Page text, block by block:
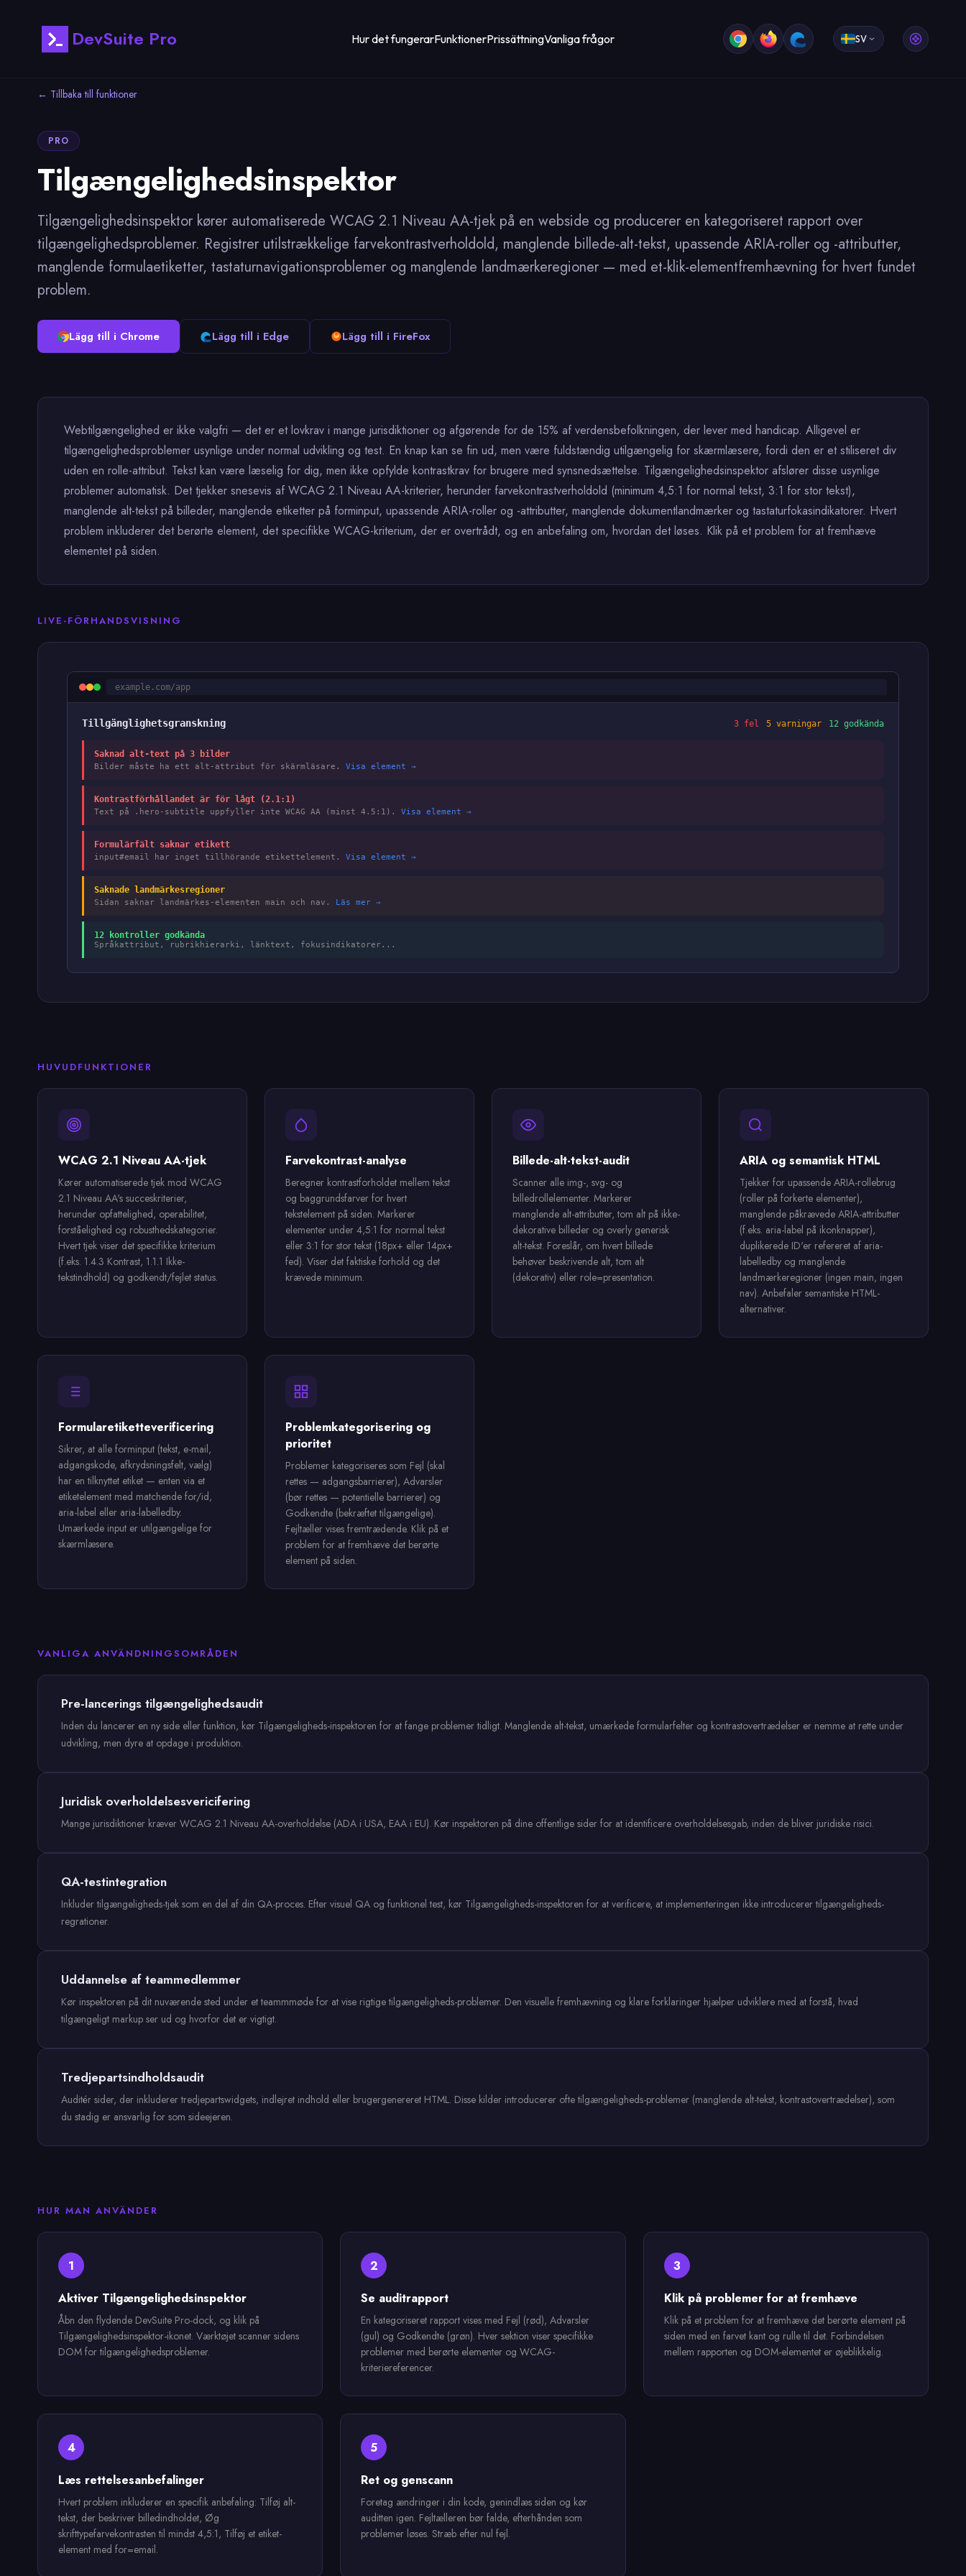
DevSuite Pro Hur det fungerarFunktionerPrissättningVanliga frågor SV
← Tillbaka till funktioner
PRO
Tilgængelighedsinspektor
Tilgængelighedsinspektor kører automatiserede WCAG 2.1 Niveau AA-tjek på en webside og producerer en kategoriseret rapport over
tilgængelighedsproblemer. Registrer utilstrækkelige farvekontrastverholdold, manglende billede-alt-tekst, upassende ARIA-roller og -attributter,
manglende formulaetiketter, tastaturnavigationsproblemer og manglende landmærkeregioner — med et-klik-elementfremhævning for hvert fundet
problem.
Lägg till i Chrome Lägg till i Edge Lägg till i FireFox
Webtilgængelighed er ikke valgfri — det er et lovkrav i mange jurisdiktioner og afgørende for de 15% af verdensbefolkningen, der lever med handicap. Alligevel er
tilgængelighedsproblemer usynlige under normal udvikling og test. En knap kan se fin ud, men være fuldstændig utilgængelig for skærmlæsere, fordi den er et stiliseret div
uden en rolle-attribut. Tekst kan være læselig for dig, men ikke opfylde kontrastkrav for brugere med synsnedsættelse. Tilgængelighedsinspektor afslører disse usynlige
problemer automatisk. Det tjekker snesevis af WCAG 2.1 Niveau AA-kriterier, herunder farvekontrastverholdold (minimum 4,5:1 for normal tekst, 3:1 for stor tekst),
manglende alt-tekst på billeder, manglende etiketter på forminput, upassende ARIA-roller og -attributter, manglende dokumentlandmærker og tastaturfokasindikatorer. Hvert
problem inkluderer det berørte element, det specifikke WCAG-kriterium, der er overtrådt, og en anbefaling om, hvordan det løses. Klik på et problem for at fremhæve
elementet på siden.
LIVE-FÖRHANDSVISNING
example.com/app
Tillgänglighetsgranskning 3 fel 5 varningar 12 godkända
Saknad alt-text på 3 bilder
Bilder måste ha ett alt-attribut för skärmläsare. Visa element →
Kontrastförhållandet är för lågt (2.1:1)
Text på .hero-subtitle uppfyller inte WCAG AA (minst 4.5:1). Visa element →
Formulärfält saknar etikett
input#email har inget tillhörande etikettelement. Visa element →
Saknade landmärkesregioner
Sidan saknar landmärkes-elementen main och nav. Läs mer →
12 kontroller godkända
Språkattribut, rubrikhierarki, länktext, fokusindikatorer...
HUVUDFUNKTIONER
WCAG 2.1 Niveau AA-tjek
Kører automatiserede tjek mod WCAG
2.1 Niveau AA's succeskriterier,
herunder opfattelighed, operabilitet,
forståelighed og robusthedskategorier.
Hvert tjek viser det specifikke kriterium
(f.eks. 1.4.3 Kontrast, 1.1.1 Ikke-
tekstindhold) og godkendt/fejlet status.
Farvekontrast-analyse
Beregner kontrastforholdet mellem tekst
og baggrundsfarver for hvert
tekstelement på siden. Markerer
elementer under 4,5:1 for normal tekst
eller 3:1 for stor tekst (18px+ eller 14px+
fed). Viser det faktiske forhold og det
krævede minimum.
Billede-alt-tekst-audit
Scanner alle img-, svg- og
billedrollelementer. Markerer
manglende alt-attributter, tom alt på ikke-
dekorative billeder og overly generisk
alt-tekst. Foreslår, om hvert billede
behøver beskrivende alt, tom alt
(dekorativ) eller role=presentation.
ARIA og semantisk HTML
Tjekker for upassende ARIA-rollebrug
(roller på forkerte elementer),
manglende påkrævede ARIA-attributter
(f.eks. aria-label på ikonknapper),
duplikerede ID'er refereret af aria-
labelledby og manglende
landmærkeregioner (ingen main, ingen
nav). Anbefaler semantiske HTML-
alternativer.
Formularetiketteverificering
Sikrer, at alle forminput (tekst, e-mail,
adgangskode, afkrydsningsfelt, vælg)
har en tilknyttet etiket — enten via et
etiketelement med matchende for/id,
aria-label eller aria-labelledby.
Umærkede input er utilgængelige for
skærmlæsere.
Problemkategorisering og
prioritet
Problemer kategoriseres som Fejl (skal
rettes — adgangsbarrierer), Advarsler
(bør rettes — potentielle barrierer) og
Godkendte (bekræftet tilgængelige).
Fejltæller vises fremtrædende. Klik på et
problem for at fremhæve det berørte
element på siden.
VANLIGA ANVÄNDNINGSOMRÅDEN
Pre-lancerings tilgængelighedsaudit
Inden du lancerer en ny side eller funktion, kør Tilgængeligheds-inspektoren for at fange problemer tidligt. Manglende alt-tekst, umærkede formularfelter og kontrastovertrædelser er nemme at rette under
udvikling, men dyre at opdage i produktion.
Juridisk overholdelsesvericifering
Mange jurisdiktioner kræver WCAG 2.1 Niveau AA-overholdelse (ADA i USA, EAA i EU). Kør inspektoren på dine offentlige sider for at identificere overholdelsesgab, inden de bliver juridiske risici.
QA-testintegration
Inkluder tilgængeligheds-tjek som en del af din QA-proces. Efter visuel QA og funktionel test, kør Tilgængeligheds-inspektoren for at verificere, at implementeringen ikke introducerer tilgængeligheds-
regrationer.
Uddannelse af teammedlemmer
Kør inspektoren på dit nuværende sted under et teammmøde for at vise rigtige tilgængeligheds-problemer. Den visuelle fremhævning og klare forklaringer hjælper udviklere med at forstå, hvad
tilgængeligt markup ser ud og hvorfor det er vigtigt.
Tredjepartsindholdsaudit
Auditér sider, der inkluderer tredjepartswidgets, indlejret indhold eller brugergenereret HTML. Disse kilder introducerer ofte tilgængeligheds-problemer (manglende alt-tekst, kontrastovertrædelser), som
du stadig er ansvarlig for som sideejeren.
HUR MAN ANVÄNDER
1
Aktiver Tilgængelighedsinspektor
Åbn den flydende DevSuite Pro-dock, og klik på
Tilgængelighedsinspektor-ikonet. Værktøjet scanner sidens
DOM for tilgængelighedsproblemer.
2
Se auditrapport
En kategoriseret rapport vises med Fejl (rød), Advarsler
(gul) og Godkendte (grøn). Hver sektion viser specifikke
problemer med berørte elementer og WCAG-
kriteriereferencer.
3
Klik på problemer for at fremhæve
Klik på et problem for at fremhæve det berørte element på
siden med en farvet kant og rulle til det. Forbindelsen
mellem rapporten og DOM-elementet er øjeblikkelig.
4
Læs rettelsesanbefalinger
Hvert problem inkluderer en specifik anbefaling: Tilføj alt-
tekst, der beskriver billedindholdet, Øg
skrifttypefarvekontrasten til mindst 4,5:1, Tilføj et etiket-
element med for=email.
5
Ret og genscann
Foretag ændringer i din kode, genindlæs siden og kør
auditten igen. Fejltælleren bør falde, efterhånden som
problemer løses. Stræb efter nul fejl.